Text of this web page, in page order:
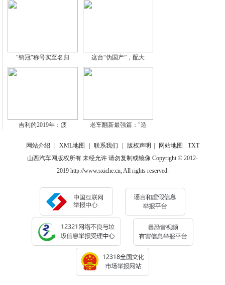
"销冠"称号实至名归 这台“伪国产”，配大
吉利的2019年：疲 老车翻新最强篇："造
网站介绍 XML地图 联系我们 版权声明 网站地图
TXT
山西汽车网版权所有 未经允许 请勿复制或镜像 Copyright © 2012-
2019 http://www.sxiche.cn, All rights reserved.